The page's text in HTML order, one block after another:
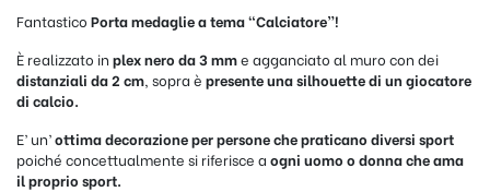
Fantastico Porta medaglie a tema“Calciatore”!
È realizzato in plex nero da 3 mme agganciato al muro con dei
distanziali da 2 cm, sopra è presente una silhouette di un giocatore
di calcio.
E’ un’ottima decorazione per persone che praticano diversi sport
poiché concettualmente si riferisce a ogni uomo o donna che ama
il proprio sport.